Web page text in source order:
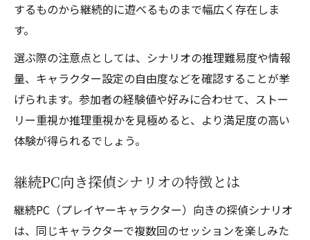
するものから継続的に遊べるものまで幅広く存在しま
す。
選ぶ際の注意点としては、シナリオの推理難易度や情報
量、キャラクター設定の自由度などを確認することが挙
げられます。参加者の経験値や好みに合わせて、ストー
リー重視か推理重視かを見極めると、より満足度の高い
体験が得られるでしょう。
継続PC向き探偵シナリオの特徴とは
継続PC（プレイヤーキャラクター）向きの探偵シナリオ
は、同じキャラクターで複数回のセッションを楽しみた